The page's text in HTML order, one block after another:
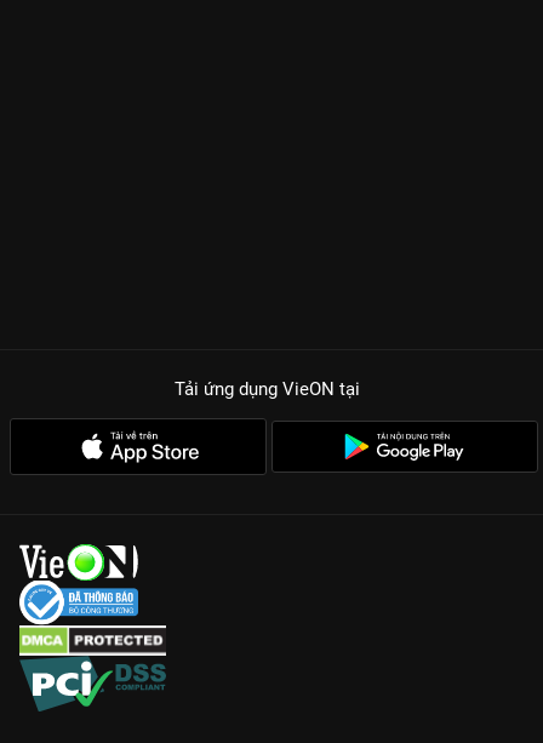
Tải ứng dụng VieON tại